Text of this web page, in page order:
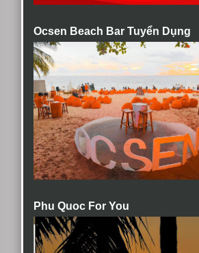
Ocsen Beach Bar Tuyển Dụng
Phu Quoc For You